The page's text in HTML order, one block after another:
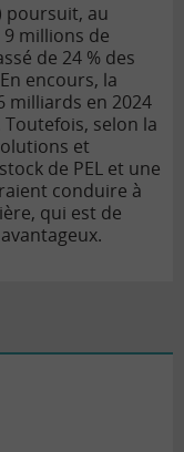
poursuit, au
millions de
de 24 % des
encours, la
milliards en 2024
selon la
et
de PEL et une
conduire à
qui est de